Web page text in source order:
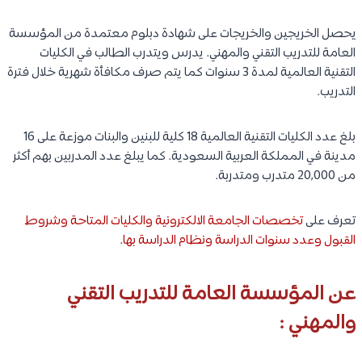
يحصل الخريجين والخريجات على شهادة دبلوم معتمدة من المؤسسة
العامة للتدريب التقني والمهني. يدرس ويتدرب الطالب في الكليات
التقنية العالمية لمدة 3 سنوات كما يتم صرف مكافأة شهرية خلال فترة
التدريب.
بلغ عدد الكليات التقنية العالمية 18 كلية للبنين والبنات موزعة على 16
مدينة في المملكة العربية السعودية. كما يبلغ عدد المدربين بهم أكثر
من 20,000 متدرب ومتدربة.
تعرف علىتخصصات الجامعة الالكترونية والكليات المتاحة وشروط
القبول وعدد سنوات الدراسة ونظام الدراسة بها.
عن المؤسسة العامة للتدريب التقني
والمهني :